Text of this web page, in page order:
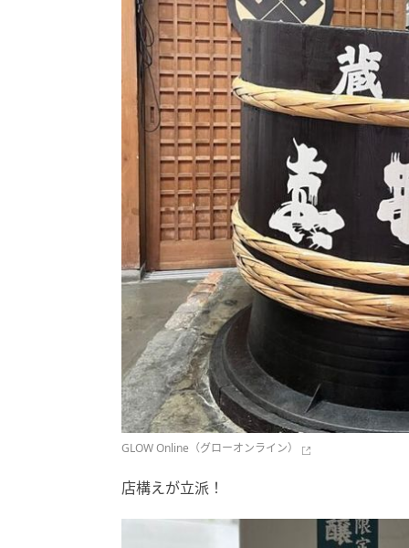
GLOW Online（グローオンライン）
店構えが立派！